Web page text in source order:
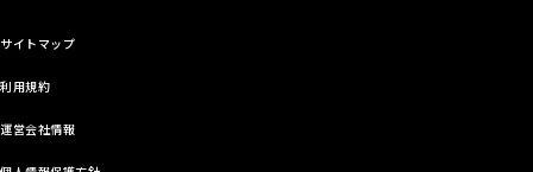
サイトマップ
利用規約
運営会社情報